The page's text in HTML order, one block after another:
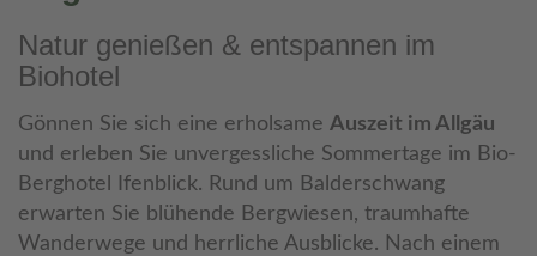
Natur genießen & entspannen im
Biohotel
Gönnen Sie sich eine erholsame Auszeit im Allgäu
und erleben Sie unvergessliche Sommertage im Bio-
Berghotel Ifenblick. Rund um Balderschwang
erwarten Sie blühende Bergwiesen, traumhafte
Wanderwege und herrliche Ausblicke. Nach einem